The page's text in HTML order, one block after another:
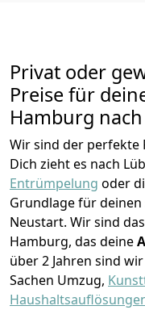
Privat oder
Preise für
Hamburg
Wir sind der perfekte
Dich zieht es nach
Entrümpelung oder
Grundlage für
Neustart. Wir sind das
Hamburg, das deine
über 2 Jahren sind
Sachen Umzug,